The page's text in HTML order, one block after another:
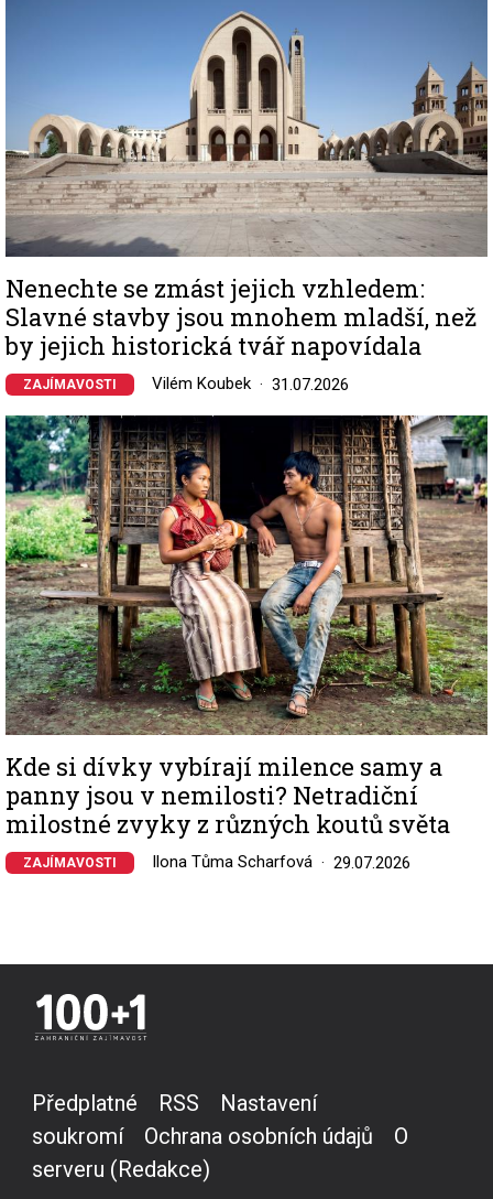
Nenechte se zmást jejich vzhledem:
Slavné stavby jsou mnohem mladší, než
by jejich historická tvář napovídala
ZAJÍMAVOSTI Vilém Koubek 31.07.2026
Image
Kde si dívky vybírají milence samy a
panny jsou v nemilosti? Netradiční
milostné zvyky z různých koutů světa
ZAJÍMAVOSTI Ilona Tůma Scharfová 29.07.2026
Předplatné RSS
Nastavení
soukromí
Ochrana osobních údajů
O
serveru (Redakce)